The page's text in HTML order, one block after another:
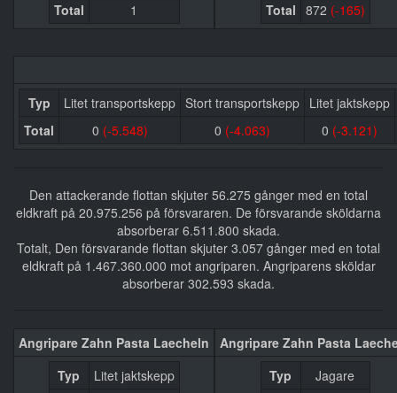
Total
1
Total 872 (-165)
Typ Litet transportskepp Stort transportskepp Litet jaktskepp
Total
0 (-5.548) 0 (-4.063) 0 (-3.121)
Den attackerande flottan skjuter 56.275 gånger med en total
eldkraft på 20.975.256 på försvararen. De försvarande sköldarna
absorberar 6.511.800 skada.
Totalt, Den försvarande flottan skjuter 3.057 gånger med en total
eldkraft på 1.467.360.000 mot angriparen. Angriparens sköldar
absorberar 302.593 skada.
Angripare Zahn Pasta Laecheln
Typ
Litet jaktskepp
Angripare Zahn Pasta
Typ
Jagare